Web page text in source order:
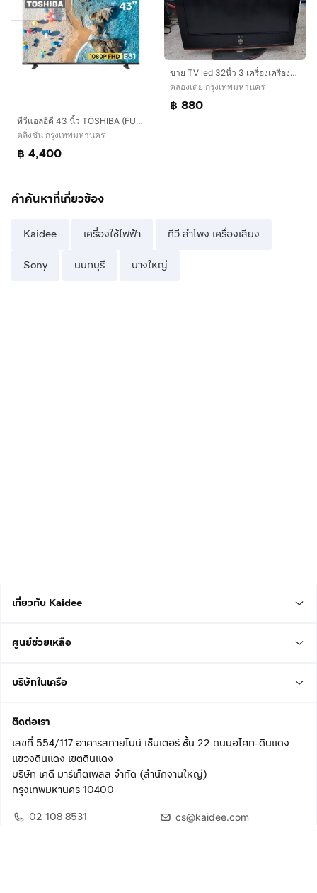
ทีวีแอลอีดี 43 นิ้ว TOSHIBA (FULL HD LED, VIDAA) 43E31RP
ตลิ่งชัน กรุงเทพมหานคร
฿ 4,400
ขาย TV led 32นิ้ว 3 เครื่องเครื่องละ 880 บาท มีLG 2 SAMSUNG 1 ไม่มีรีโมท
คลองเตย กรุงเทพมหานคร
฿ 880
คำค้นหาที่เกี่ยวข้อง
Kaidee เครื่องใช้ไฟฟ้า ทีวี ลำโพง เครื่องเสียง
Sony นนทบุรี บางใหญ่
เกี่ยวกับ Kaidee
ศูนย์ช่วยเหลือ
บริษัทในเครือ
ติดต่อเรา
เลขที่ 554/117 อาคารสกายไนน์ เซ็นเตอร์ ชั้น 22 ถนนอโศก-ดินแดง
แขวงดินแดง เขตดินแดง
บริษัท เคดี มาร์เก็ตเพลส จำกัด (สำนักงานใหญ่)
กรุงเทพมหานคร 10400
02 108 8531
cs@kaidee.com